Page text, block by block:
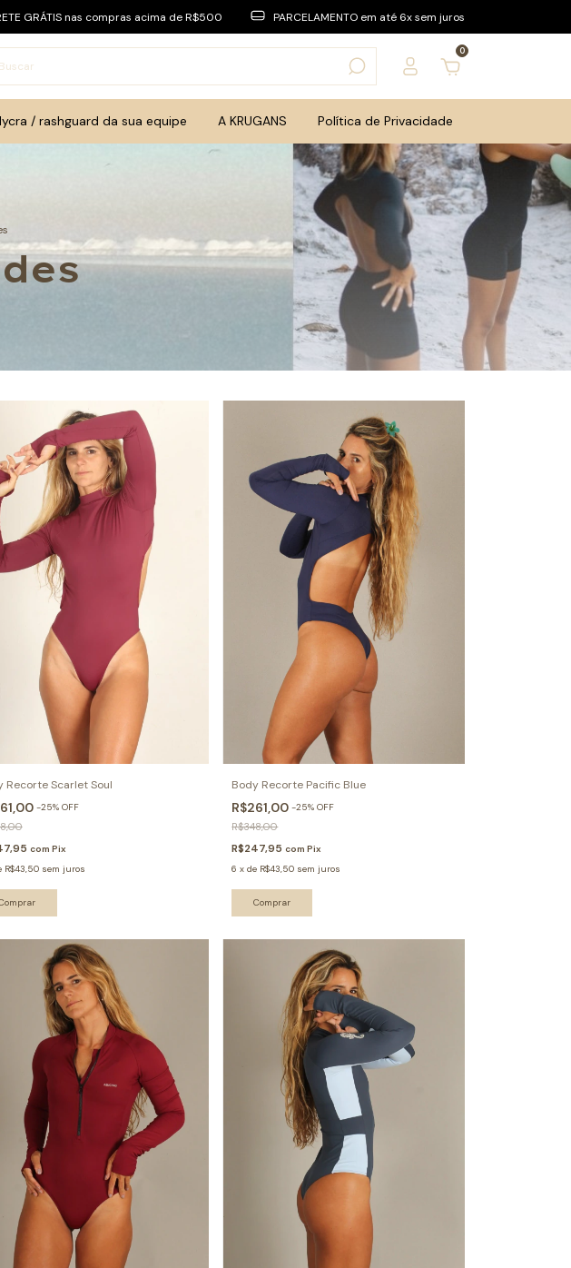
GRÁTIS nas compras acima de R$500 PARCELAMENTO em até 6x sem juros
0
/ rashguard da sua equipe A KRUGANS Política de Privacidade
Recorte Scarlet Soul
-25% OFF
com Pix
R$43,50 sem juros
Body Recorte Pacific Blue
R$261,00-25%OFF
R$348,00
R$247,95com Pix
6 xde R$43,50 sem juros
Comprar